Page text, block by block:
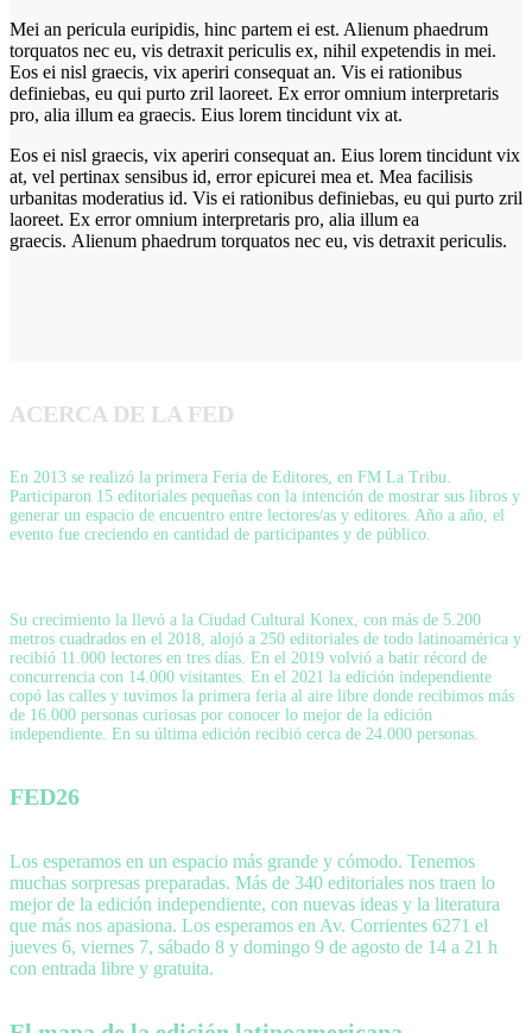
Mei an pericula euripidis, hinc partem ei est. Alienum phaedrum
torquatos nec eu, vis detraxit periculis ex, nihil expetendis in mei.
Eos ei nisl graecis, vix aperiri consequat an. Vis ei rationibus
definiebas, eu qui purto zril laoreet. Ex error omnium interpretaris
pro, alia illum ea graecis. Eius lorem tincidunt vix at.
Eos ei nisl graecis, vix aperiri consequat an. Eius lorem tincidunt vix
at, vel pertinax sensibus id, error epicurei mea et. Mea facilisis
urbanitas moderatius id. Vis ei rationibus definiebas, eu qui purto zril
laoreet. Ex error omnium interpretaris pro, alia illum ea
graecis. Alienum phaedrum torquatos nec eu, vis detraxit periculis.
ACERCA DE LA FED
En 2013 se realizó la primera Feria de Editores, en FM La Tribu.
Participaron 15 editoriales pequeñas con la intención de mostrar sus libros y
generar un espacio de encuentro entre lectores/as y editores. Año a año, el
evento fue creciendo en cantidad de participantes y de público.
Su crecimiento la llevó a la Ciudad Cultural Konex, con más de 5.200
metros cuadrados en el 2018, alojó a 250 editoriales de todo latinoamérica y
recibió 11.000 lectores en tres días. En el 2019 volvió a batir récord de
concurrencia con 14.000 visitantes. En el 2021 la edición independiente
copó las calles y tuvimos la primera feria al aire libre donde recibimos más
de 16.000 personas curiosas por conocer lo mejor de la edición
independiente. En su última edición recibió cerca de 24.000 personas.
FED26
Los esperamos en un espacio más grande y cómodo. Tenemos
muchas sorpresas preparadas. Más de 340 editoriales nos traen lo
mejor de la edición independiente, con nuevas ideas y la literatura
que más nos apasiona. Los esperamos en Av. Corrientes 6271 el
jueves 6, viernes 7, sábado 8 y domingo 9 de agosto de 14 a 21 h
con entrada libre y gratuita.